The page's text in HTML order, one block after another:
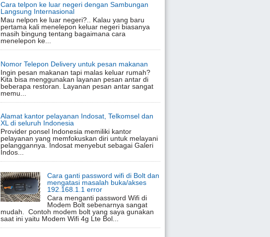
Cara telpon ke luar negeri dengan Sambungan
Langsung Internasional
Mau nelpon ke luar negeri?.. Kalau yang baru
pertama kali menelepon keluar negeri biasanya
masih bingung tentang bagaimana cara
menelepon ke...
Nomor Telepon Delivery untuk pesan makanan
Ingin pesan makanan tapi malas keluar rumah?
Kita bisa menggunakan layanan pesan antar di
beberapa restoran. Layanan pesan antar sangat
memu...
Alamat kantor pelayanan Indosat, Telkomsel dan
XL di seluruh Indonesia
Provider ponsel Indonesia memiliki kantor
pelayanan yang memfokuskan diri untuk melayani
pelanggannya. Indosat menyebut sebagai Galeri
Indos...
Cara ganti password wifi di Bolt dan
mengatasi masalah buka/akses
192.168.1.1 error
Cara menganti password Wifi di
Modem Bolt sebenarnya sangat
mudah. Contoh modem bolt yang saya gunakan
saat ini yaitu Modem Wifi 4g Lte Bol...